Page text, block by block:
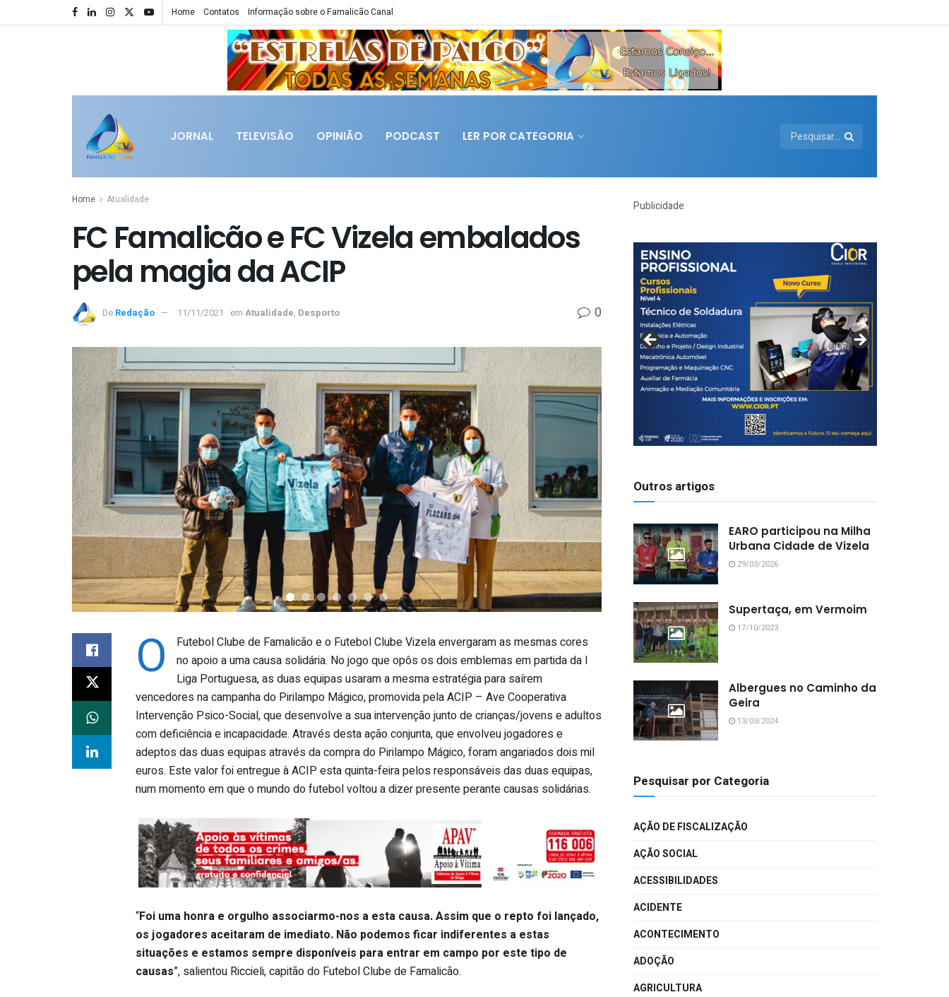
Home Contatos Informação sobre o Famalicão Canal
JORNAL TELEVISÃO OPINIÃO PODCAST LER POR CATEGORIA
Home Atualidade
FC Famalicão e FC Vizela embalados
pela magia da ACIP
De Redação 11/11/2021 em Atualidade, Desporto 0
O
Futebol Clube de Famalicão e o Futebol Clube Vizela envergaram as mesmas cores
no apoio a uma causa solidária. No jogo que opôs os dois emblemas em partida da I
Liga Portuguesa, as duas equipas usaram a mesma estratégia para saírem
vencedores na campanha do Pirilampo Mágico, promovida pela ACIP – Ave Cooperativa
Intervenção Psico-Social, que desenvolve a sua intervenção junto de crianças/jovens e adultos
com deficiência e incapacidade. Através desta ação conjunta, que envolveu jogadores e
adeptos das duas equipas através da compra do Pirilampo Mágico, foram angariados dois mil
euros. Este valor foi entregue à ACIP esta quinta-feira pelos responsáveis das duas equipas,
num momento em que o mundo do futebol voltou a dizer presente perante causas solidárias.
“Foi uma honra e orgulho associarmo-nos a esta causa. Assim que o repto foi lançado,
os jogadores aceitaram de imediato. Não podemos ficar indiferentes a estas
situações e estamos sempre disponíveis para entrar em campo por este tipo de
causas”, salientou Riccieli, capitão do Futebol Clube de Famalicão.
Publicidade
Outros artigos
EARO participou na Milha
Urbana Cidade de Vizela
29/03/2026
Supertaça, em Vermoim
17/10/2023
Albergues no Caminho da
Geira
13/03/2024
Pesquisar por Categoria
AÇÃO DE FISCALIZAÇÃO
AÇÃO SOCIAL
ACESSIBILIDADES
ACIDENTE
ACONTECIMENTO
ADOÇÃO
AGRICULTURA